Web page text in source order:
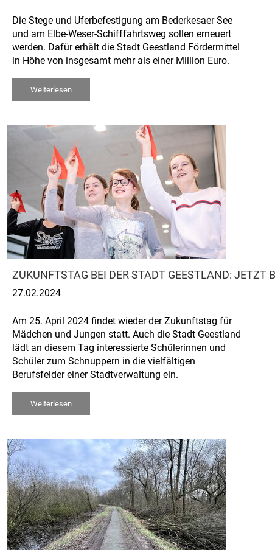
Die Stege und Uferbefestigung am Bederkesaer See
und am Elbe-Weser-Schifffahrtsweg sollen erneuert
werden. Dafür erhält die Stadt Geestland Fördermittel
in Höhe von insgesamt mehr als einer Million Euro.
Weiterlesen
ZUKUNFTSTAG BEI DER STADT GEESTLAND: JETZT
27.02.2024
Am 25. April 2024 findet wieder der Zukunftstag für
Mädchen und Jungen statt. Auch die Stadt Geestland
lädt an diesem Tag interessierte Schülerinnen und
Schüler zum Schnuppern in die vielfältigen
Berufsfelder einer Stadtverwaltung ein.
Weiterlesen